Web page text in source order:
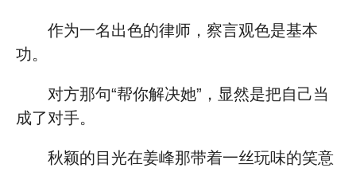
作为一名出色的律师，察言观色是基本
功。
对方那句“帮你解决她”，显然是把自己当
成了对手。
秋颖的目光在姜峰那带着一丝玩味的笑意